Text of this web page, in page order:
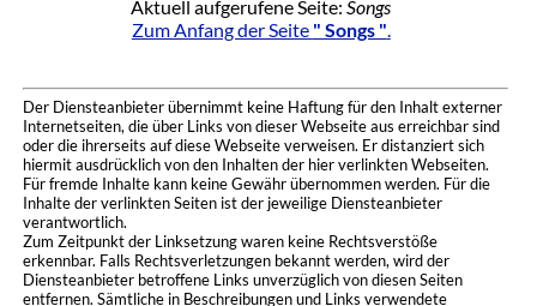
Aktuell aufgerufene Seite:Songs
Zum Anfang der Seite " Songs ".
Der Diensteanbieter übernimmt keine Haftung für den Inhalt externer
Internetseiten, die über Links von dieser Webseite aus erreichbar sind
oder die ihrerseits auf diese Webseite verweisen. Er distanziert sich
hiermit ausdrücklich von den Inhalten der hier verlinkten Webseiten.
Für fremde Inhalte kann keine Gewähr übernommen werden. Für die
Inhalte der verlinkten Seiten ist der jeweilige Diensteanbieter
verantwortlich.
Zum Zeitpunkt der Linksetzung waren keine Rechtsverstöße
erkennbar. Falls Rechtsverletzungen bekannt werden, wird der
Diensteanbieter betroffene Links unverzüglich von diesen Seiten
entfernen. Sämtliche in Beschreibungen und Links verwendete